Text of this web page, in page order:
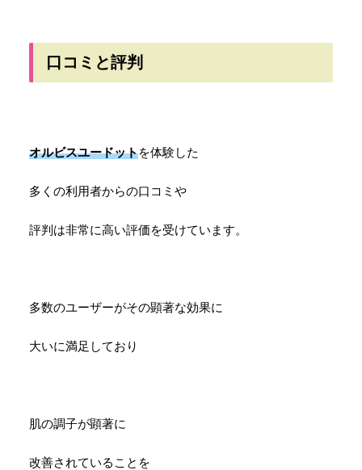
口コミと評判
オルビスユードットを体験した
多くの利用者からの口コミや
評判は非常に高い評価を受けています。
多数のユーザーがその顕著な効果に
大いに満足しており
肌の調子が顕著に
改善されていることを